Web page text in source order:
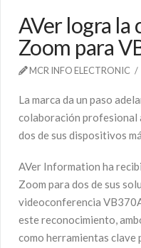
AVer logra
Zoom para
MCR INFO ELECTRONIC
La marca da un paso
colaboración profesional
dos de sus dispositivos
AVer Information ha
Zoom para dos de sus
videoconferencia
este reconocimiento,
como herramientas clave